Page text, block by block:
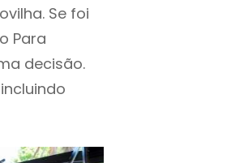
Se foi
Para
decisão.